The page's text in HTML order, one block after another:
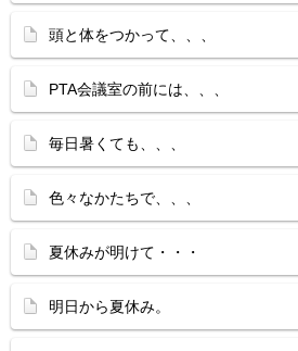
頭と体をつかって、、、
PTA会議室の前には、、、
毎日暑くても、、、
色々なかたちで、、、
夏休みが明けて・・・
明日から夏休み。